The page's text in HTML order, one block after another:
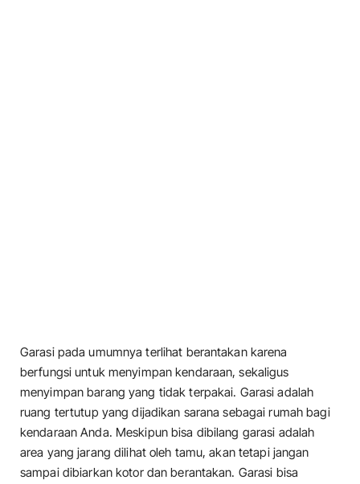
Garasi pada umumnya terlihat berantakan karena
berfungsi untuk menyimpan kendaraan, sekaligus
menyimpan barang yang tidak terpakai. Garasi adalah
ruang tertutup yang dijadikan sarana sebagai rumah bagi
kendaraan Anda. Meskipun bisa dibilang garasi adalah
area yang jarang dilihat oleh tamu, akan tetapi jangan
sampai dibiarkan kotor dan berantakan. Garasi bisa